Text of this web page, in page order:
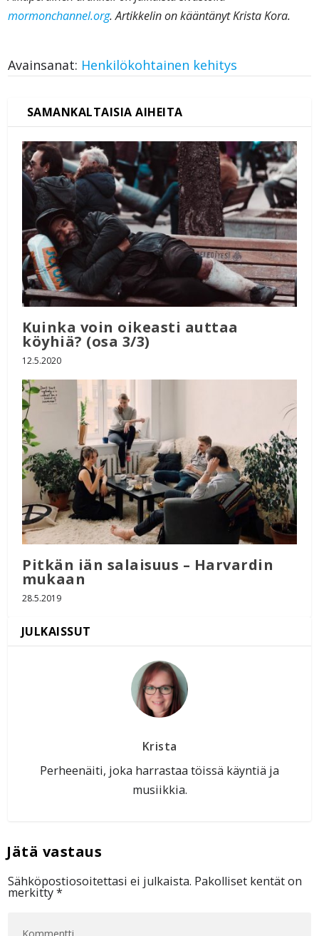
mormonchannel.org. Artikkelin on kääntänyt Krista Kora.
Avainsanat: Henkilökohtainen kehitys
Kuinka voin oikeasti auttaa
köyhiä? (osa 3/3)
12.5.2020
Pitkän iän salaisuus – Harvardin
mukaan
28.5.2019
Krista
Perheenäiti, joka harrastaa töissä käyntiä ja
musiikkia.
Sähköpostiosoitettasi ei julkaista. Pakolliset kentät on
merkitty*